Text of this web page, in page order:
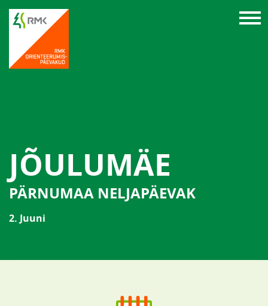
JÕULUMÄE
PÄRNUMAA NELJAPÄEVAK
2. Juuni